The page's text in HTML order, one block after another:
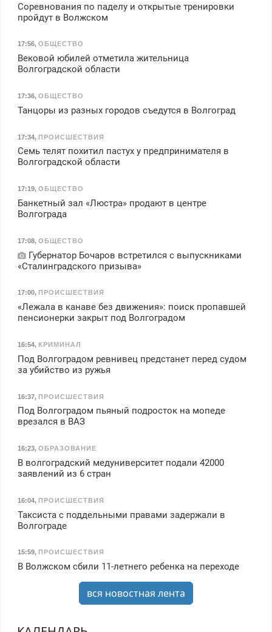
Соревнования по паделу и открытые тренировки
пройдут в Волжском
17:56, ОБЩЕСТВО
Вековой юбилей отметила жительница
Волгоградской области
17:36, ОБЩЕСТВО
Танцоры из разных городов съедутся в Волгоград
17:34, ПРОИСШЕСТВИЯ
Семь телят похитил пастух у предпринимателя в
Волгоградской области
17:19, ОБЩЕСТВО
Банкетный зал «Люстра» продают в центре
Волгограда
17:08, ОБЩЕСТВО
Губернатор Бочаров встретился с выпускниками
«Сталинградского призыва»
17:00, ПРОИСШЕСТВИЯ
«Лежала в канаве без движения»: поиск пропавшей
пенсионерки закрыт под Волгоградом
16:54, КРИМИНАЛ
Под Волгоградом ревнивец предстанет перед судом
за убийство из ружья
16:37, ПРОИСШЕСТВИЯ
Под Волгоградом пьяный подросток на мопеде
врезался в ВАЗ
16:23, ОБРАЗОВАНИЕ
В волгоградский медуниверситет подали 42000
заявлений из 6 стран
16:04, ПРОИСШЕСТВИЯ
Таксиста с поддельными правами задержали в
Волгограде
15:59, ПРОИСШЕСТВИЯ
В Волжском сбили 11-летнего ребенка на переходе
вся новостная лента